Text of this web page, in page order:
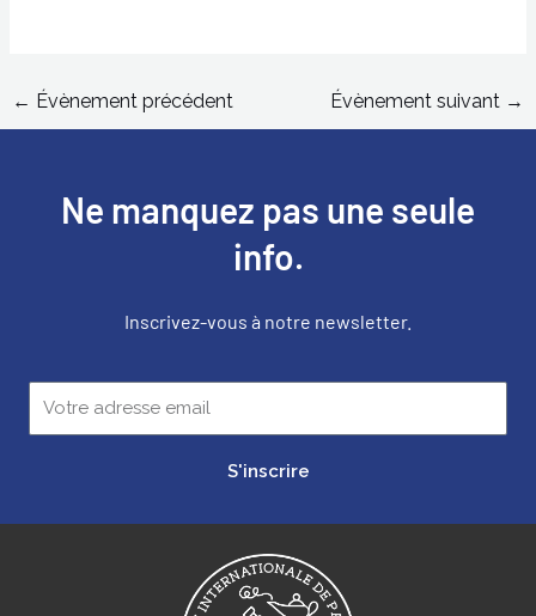
← Évènement précédent Évènement suivant →
Ne manquez pas une seule
info.
Inscrivez-vous à notre newsletter.
S'inscrire